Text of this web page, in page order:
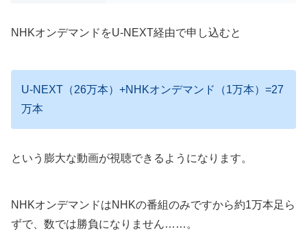
NHKオンデマンドをU-NEXT経由で申し込むと
U-NEXT（26万本）+NHKオンデマンド（1万本）=27
万本
という膨大な動画が視聴できるようになります。
NHKオンデマンドはNHKの番組のみですから約1万本足ら
ずで、数では勝負になりません……。